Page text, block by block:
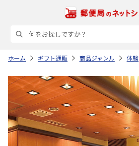
ホーム ギフト通販 商品ジャンル 体験